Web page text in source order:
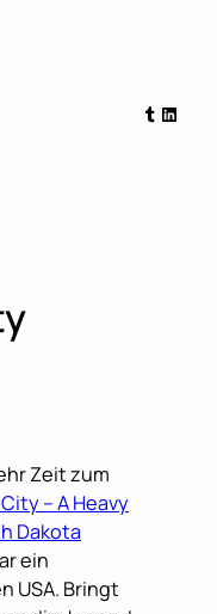
Tumblr
Zeit zum
– A Heavy
Dakota
ein
USA. Bringt